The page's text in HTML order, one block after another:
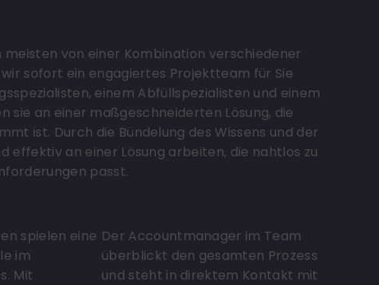
meisten von einer Kombination verschiedener
sofort ein engagiertes Projektteam für Sie
einem Abfüllspezialisten und einem
an einer maßgeschneiderten Lösung, die
ist. Durch die Bündelung des Wissens und der
effektiv an einer Lösung arbeiten, die nahtlos zu
passt.
spielen eine
im
Mit
Der Accountmanager im Team
überblickt den gesamten Prozess
und steht in direktem Kontakt mit